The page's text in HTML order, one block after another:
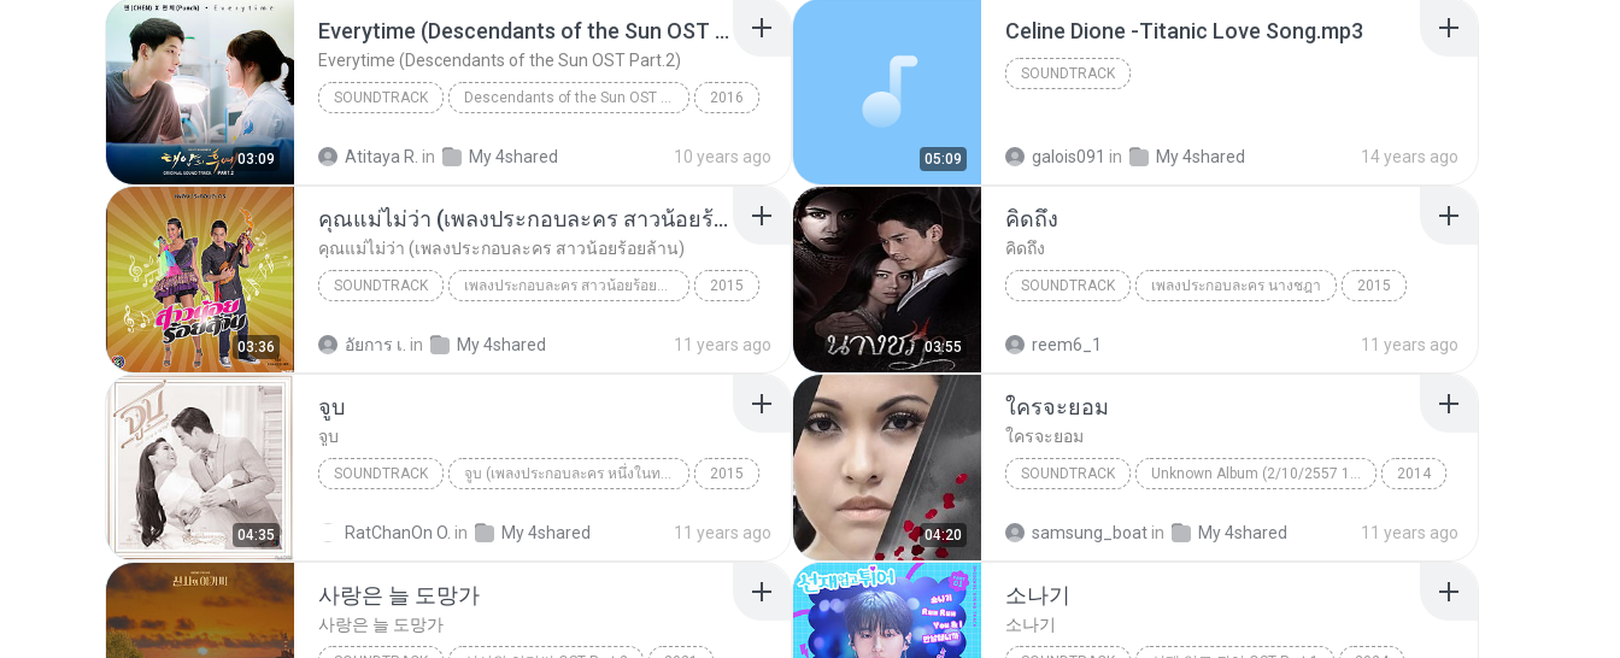
03:09
Everytime (Descendants of the Sun OST Part.2)
Everytime (Descendants of the Sun OST Part.2)
SOUNDTRACK Descendants of the Sun OST Part.2 2016
Atitaya R. in My 4shared 10 years ago 05:09
Celine Dione -Titanic Love Song.mp3
SOUNDTRACK
galois091 in My 4shared 14 years ago
03:36
คุณแม่ไม่ว่า (เพลงประกอบละคร สาวน้อยร้อยล้าน)
คุณแม่ไม่ว่า (เพลงประกอบละคร สาวน้อยร้อยล้าน)
SOUNDTRACK เพลงประกอบละคร สาวน้อยร้อยล้าน 2015
อัยการ เ. in My 4shared 11 years ago 03:55
คิดถึง
คิดถึง
SOUNDTRACK เพลงประกอบละคร นางชฎา 2015
reem6_1 11 years ago
04:35
จูบ
จูบ
SOUNDTRACK จูบ (เพลงประกอบละคร หนึ่งในทรวง) - Single 2015
RatChanOn O. in My 4shared 11 years ago 04:20
ใครจะยอม
ใครจะยอม
SOUNDTRACK Unknown Album (2/10/2557 16:38:48) 2014
samsung_boat in My 4shared 11 years ago
사랑은 늘 도망가
사랑은 늘 도망가
소나기
소나기